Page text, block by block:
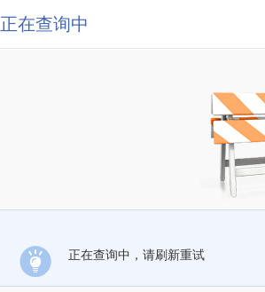
正在查询中
正在查询中，请刷新重试